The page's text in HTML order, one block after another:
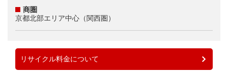
商圏
京都北部エリア中心（関西圏）
リサイクル料金について